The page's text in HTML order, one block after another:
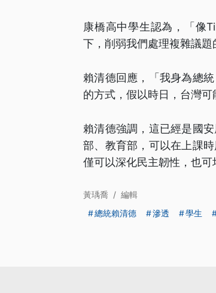
康橋高中學生認為，「像
下，削弱我們處理複雜議題
賴清德回應，「我身為總
的方式，假以時日，台灣
賴清德強調，這已經是國
部、教育部，可以在上課
僅可以深化民主韌性，也可
黃瑀喬 / 編輯
總統賴清德
滲透 學生